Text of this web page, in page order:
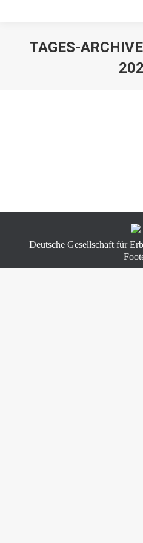
TAGES-
Deutsche Gesellschaft für